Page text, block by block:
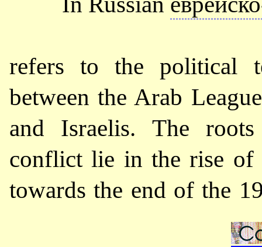
refers to the political
between the Arab
and Israelis. The
conflict lie in the rise of
towards the end of the